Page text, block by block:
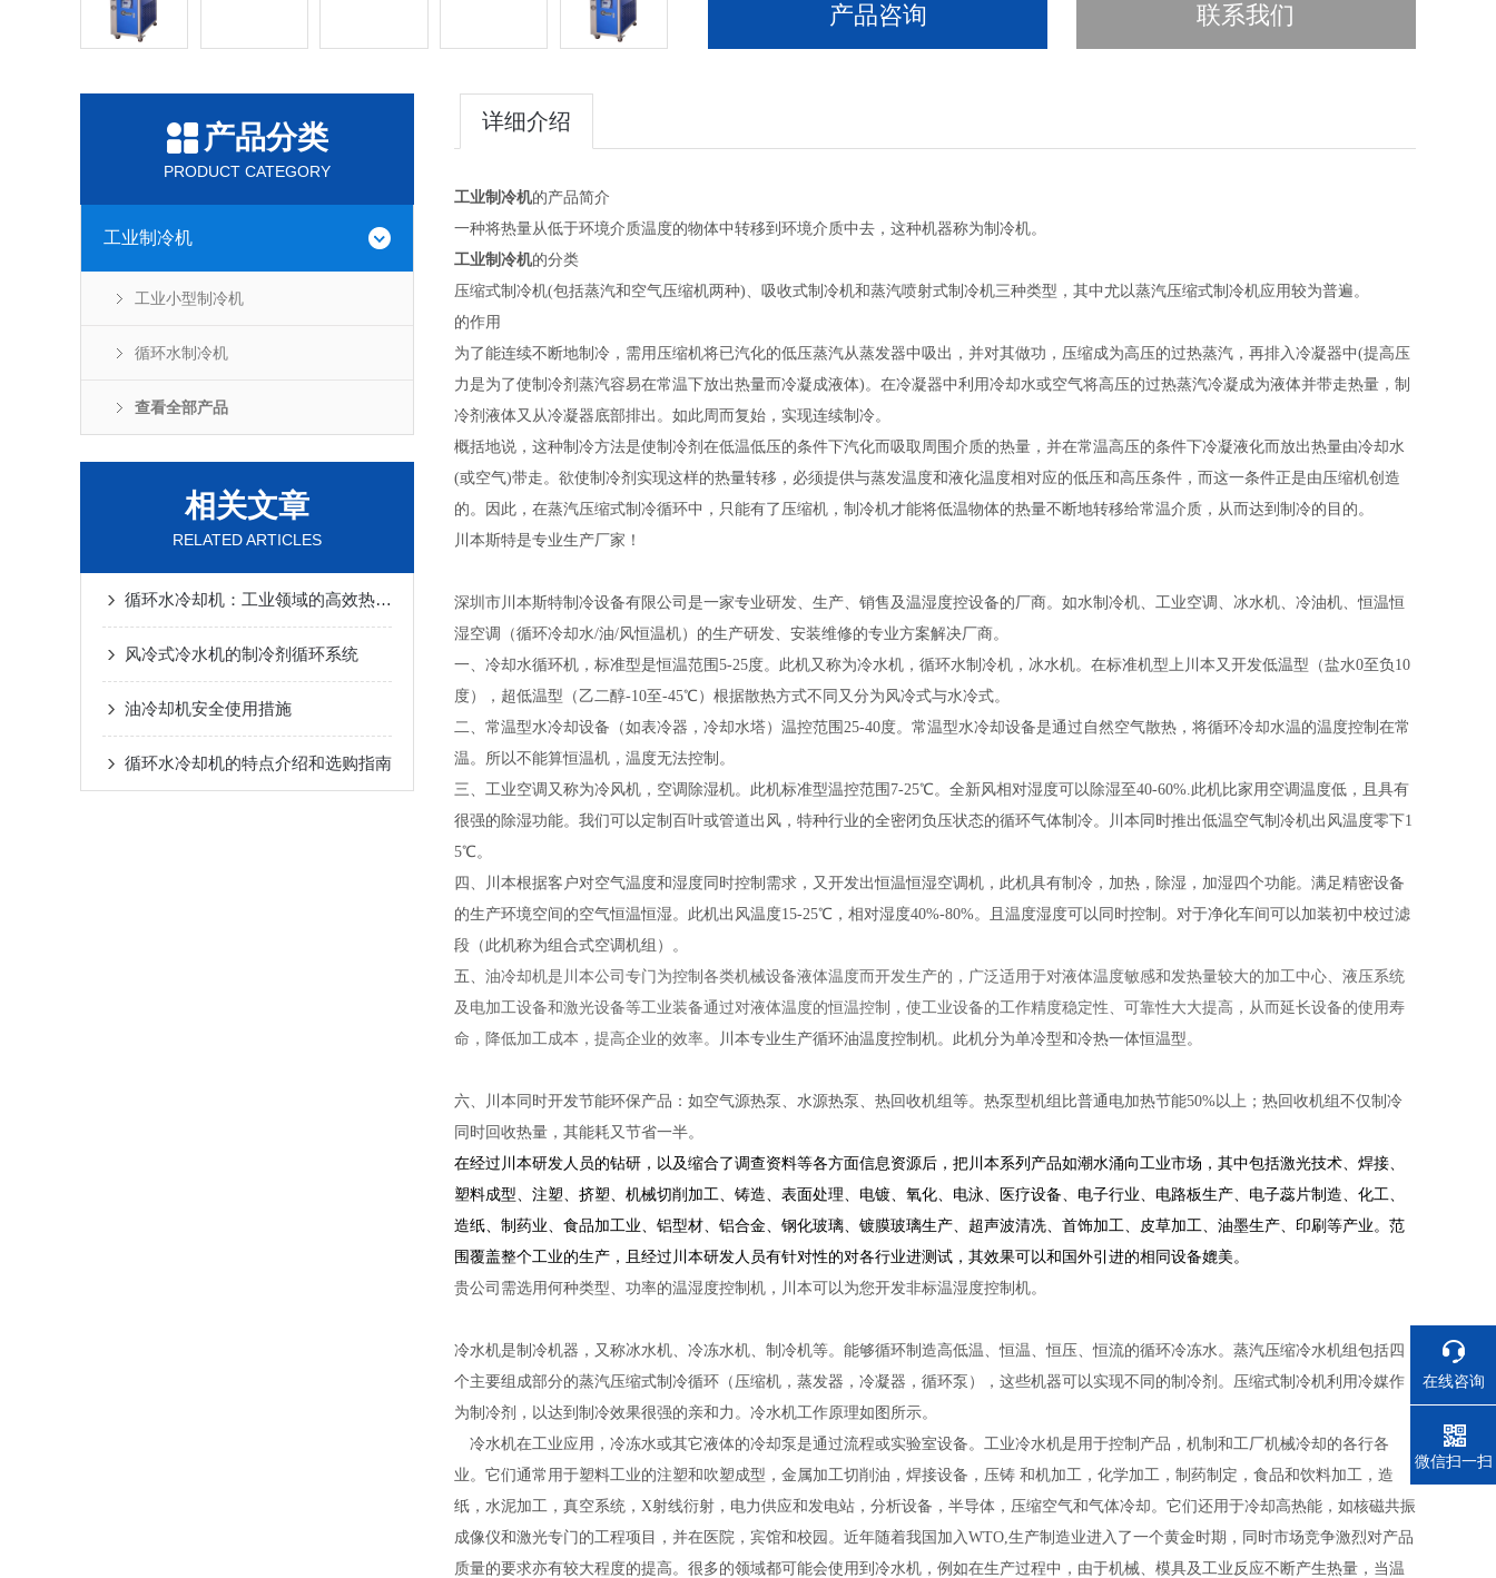
产品咨询 联系我们
产品分类
PRODUCT CATEGORY
工业制冷机
工业小型制冷机
循环水制冷机
查看全部产品
相关文章
RELATED ARTICLES
循环水冷却机：工业领域的高效热管理解决方案
风冷式冷水机的制冷剂循环系统
油冷却机安全使用措施
循环水冷却机的特点介绍和选购指南
详细介绍
工业制冷机的产品简介
一种将热量从低于环境介质温度的物体中转移到环境介质中去，这种机器称为制冷机。
工业制冷机的分类
压缩式制冷机(包括蒸汽和空气压缩机两种)、吸收式制冷机和蒸汽喷射式制冷机三种类型，其中尤以蒸汽压缩式制冷机应用较为普遍。
的作用
为了能连续不断地制冷，需用压缩机将已汽化的低压蒸汽从蒸发器中吸出，并对其做功，压缩成为高压的过热蒸汽，再排入冷凝器中(提高压
力是为了使制冷剂蒸汽容易在常温下放出热量而冷凝成液体)。在冷凝器中利用冷却水或空气将高压的过热蒸汽冷凝成为液体并带走热量，制
冷剂液体又从冷凝器底部排出。如此周而复始，实现连续制冷。
概括地说，这种制冷方法是使制冷剂在低温低压的条件下汽化而吸取周围介质的热量，并在常温高压的条件下冷凝液化而放出热量由冷却水
(或空气)带走。欲使制冷剂实现这样的热量转移，必须提供与蒸发温度和液化温度相对应的低压和高压条件，而这一条件正是由压缩机创造
的。因此，在蒸汽压缩式制冷循环中，只能有了压缩机，制冷机才能将低温物体的热量不断地转移给常温介质，从而达到制冷的目的。
川本斯特是专业生产厂家！
深圳市川本斯特制冷设备有限公司是一家专业研发、生产、销售及温湿度控设备的厂商。如水制冷机、工业空调、冰水机、冷油机、恒温恒
湿空调（循环冷却水/油/风恒温机）的生产研发、安装维修的专业方案解决厂商。
一、冷却水循环机，标准型是恒温范围5-25度。此机又称为冷水机，循环水制冷机，冰水机。在标准机型上川本又开发低温型（盐水0至负10
度），超低温型（乙二醇-10至-45℃）根据散热方式不同又分为风冷式与水冷式。
二、常温型水冷却设备（如表冷器，冷却水塔）温控范围25-40度。常温型水冷却设备是通过自然空气散热，将循环冷却水温的温度控制在常
温。所以不能算恒温机，温度无法控制。
三、工业空调又称为冷风机，空调除湿机。此机标准型温控范围7-25℃。全新风相对湿度可以除湿至40-60%.此机比家用空调温度低，且具有
很强的除湿功能。我们可以定制百叶或管道出风，特种行业的全密闭负压状态的循环气体制冷。川本同时推出低温空气制冷机出风温度零下1
5℃。
四、川本根据客户对空气温度和湿度同时控制需求，又开发出恒温恒湿空调机，此机具有制冷，加热，除湿，加湿四个功能。满足精密设备
的生产环境空间的空气恒温恒湿。此机出风温度15-25℃，相对湿度40%-80%。且温度湿度可以同时控制。对于净化车间可以加装初中校过滤
段（此机称为组合式空调机组）。
五、 油冷却机是川本公司专门为控制各类机械设备液体温度而开发生产的，广泛适用于对液体温度敏感和发热量较大的加工中心、液压系统
及电加工设备和激光设备等工业装备通过对液体温度的恒温控制，使工业设备的工作精度稳定性、可靠性大大提高，从而延长设备的使用寿
命，降低加工成本，提高企业的效率。
川本专业生产循环油温度控制机。此机分为单冷型和冷热一体恒温型。
六、川本同时开发节能环保产品：如空气源热泵、水源热泵、热回收机组等。热泵型机组比普通电加热节能50%以上；热回收机组不仅制冷
同时回收热量，其能耗又节省一半。
在经过川本研发人员的钻研，以及缩合了调查资料等各方面信息资源后，把川本系列产品如潮水涌向工业市场，其中包括激光技术、焊接、
塑料成型、注塑、挤塑、机械切削加工、铸造、表面处理、电镀、氧化、电泳、医疗设备、电子行业、电路板生产、电子蕊片制造、化工、
造纸、制药业、食品加工业、铝型材、铝合金、钢化玻璃、镀膜玻璃生产、超声波清冼、首饰加工、皮草加工、油墨生产、印刷等产业。范
围覆盖整个工业的生产，且经过川本研发人员有针对性的对各行业进测试，其效果可以和国外引进的相同设备媲美。
贵公司需选用何种类型、功率的温湿度控制机，川本可以为您开发非标温湿度控制机。
冷水机是制冷机器，又称冰水机、冷冻水机、制冷机等。能够循环制造高低温、恒温、恒压、恒流的循环冷冻水。蒸汽压缩冷水机组包括四
个主要组成部分的蒸汽压缩式制冷循环（压缩机，蒸发器，冷凝器，循环泵），这些机器可以实现不同的制冷剂。压缩式制冷机利用冷媒作
为制冷剂，以达到制冷效果很强的亲和力。冷水机工作原理如图所示。
冷水机在工业应用，冷冻水或其它液体的冷却泵是通过流程或实验室设备。工业冷水机是用于控制产品，机制和工厂机械冷却的各行各
业。它们通常用于塑料工业的注塑和吹塑成型，金属加工切削油，焊接设备，压铸 和机加工，化学加工，制药制定，食品和饮料加工，造
纸，水泥加工，真空系统，X射线衍射，电力供应和发电站，分析设备，半导体，压缩空气和气体冷却。它们还用于冷却高热能，如核磁共振
成像仪和激光专门的工程项目，并在医院，宾馆和校园。近年随着我国加入WTO,生产制造业进入了一个黄金时期，同时市场竞争激烈对产品
质量的要求亦有较大程度的提高。很多的领域都可能会使用到冷水机，例如在生产过程中，由于机械、模具及工业反应不断产生热量，当温
在线咨询
电话
微信扫一扫